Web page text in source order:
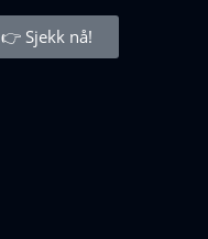
👉 Sjekk nå!